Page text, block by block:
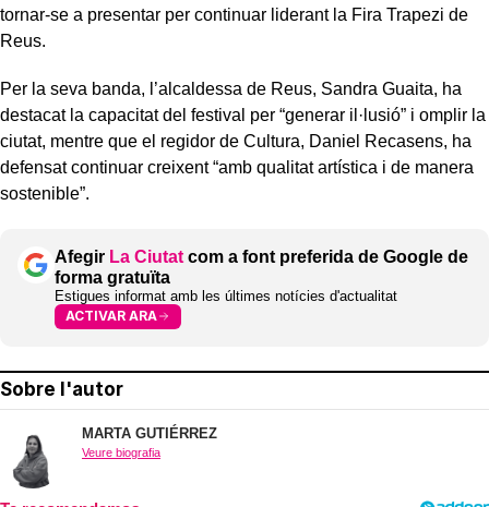
tornar-se a presentar per continuar liderant la Fira Trapezi de
Reus.
Per la seva banda, l’alcaldessa de Reus, Sandra Guaita, ha
destacat la capacitat del festival per “generar il·lusió” i omplir la
ciutat, mentre que el regidor de Cultura, Daniel Recasens, ha
defensat continuar creixent “amb qualitat artística i de manera
sostenible”.
Afegir La Ciutat com a font preferida de Google de
forma gratuïta
Estigues informat amb les últimes notícies d'actualitat
ACTIVAR ARA
Sobre l'autor
MARTA GUTIÉRREZ
Veure biografia